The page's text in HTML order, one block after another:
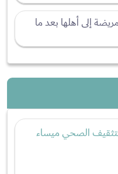
إلى أهلها بعد ما
الصحي ميساء